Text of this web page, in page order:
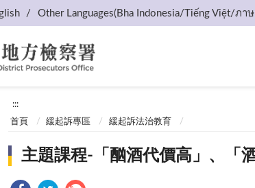
Other Languages(Bha Indonesia/Tiếng Việt/ภา
:::
首頁 緩起訴專區 緩起訴法治教育
主題課程-「酗酒代價高」、「